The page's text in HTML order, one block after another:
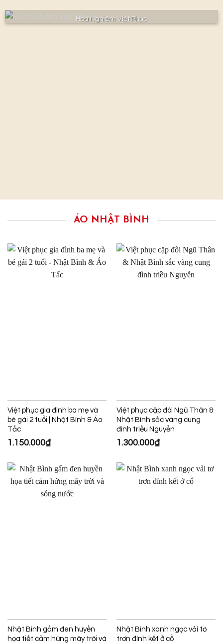
Hoa Nghiêm Việt Phục
ÁO NHẬT BÌNH
Việt phục gia đình ba mẹ và
bé gái 2 tuổi | Nhật Bình & Áo
Tấc
1.150.000₫
Việt phục cặp đôi Ngũ Thân &
Nhật Bình sắc vàng cung
đình triều Nguyễn
1.300.000₫
Nhật Bình gấm đen huyền
họa tiết cảm hứng mây trời và
Nhật Bình xanh ngọc vải tơ
trơn đính kết ở cổ